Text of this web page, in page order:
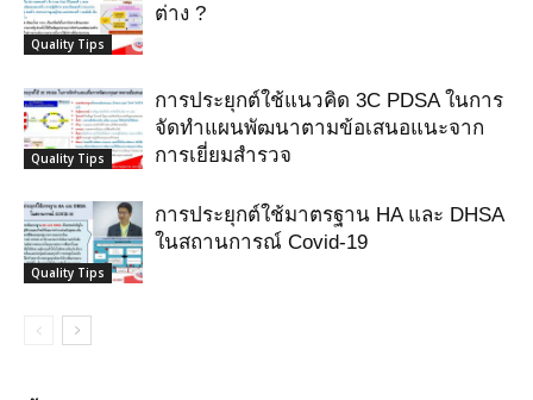
Quality Tips
ต่าง ?
Quality Tips
การประยุกต์ใช้แนวคิด 3C PDSA ในการ
จัดทำแผนพัฒนาตามข้อเสนอแนะจาก
การเยี่ยมสำรวจ
Quality Tips
การประยุกต์ใช้มาตรฐาน HA และ DHSA
ในสถานการณ์ Covid-19